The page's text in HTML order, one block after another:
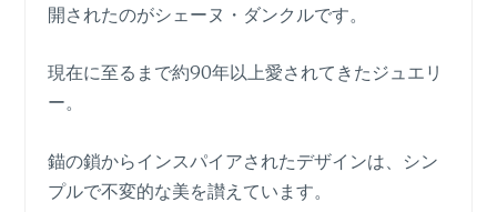
開されたのがシェーヌ・ダンクルです。
現在に至るまで約90年以上愛されてきたジュエリ
ー。
錨の鎖からインスパイアされたデザインは、シン
プルで不変的な美を讃えています。